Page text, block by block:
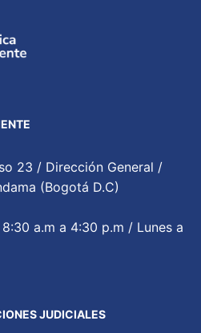
23 / Dirección General /
(Bogotá D.C)
a.m a 4:30 p.m / Lunes a
JUDICIALES